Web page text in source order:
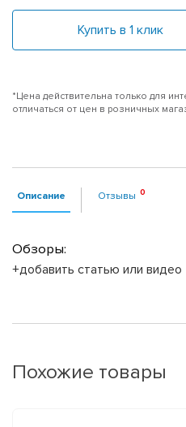
Купить в 1 клик
*Цена действительна только для
отличаться от цен в розничных
Описание Отзывы
Обзоры:
+добавить статью или видео
Похожие товары